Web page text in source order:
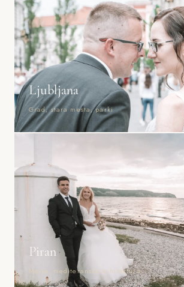
Ljubljana
Grad, stara mesta, parki
Piran
Morje, mediteranska arhitektura